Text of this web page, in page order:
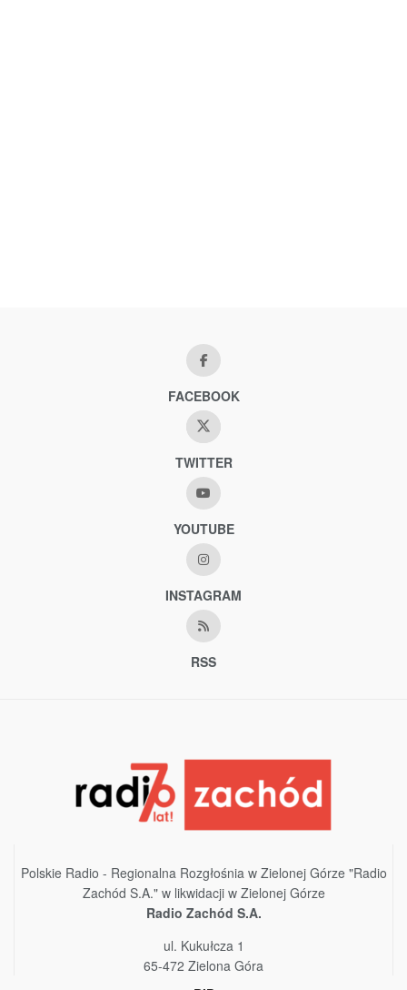
FACEBOOK
TWITTER
YOUTUBE
INSTAGRAM
RSS
Polskie Radio - Regionalna Rozgłośnia w Zielonej Górze "Radio
Zachód S.A." w likwidacji w Zielonej Górze
Radio Zachód S.A.
ul. Kukułcza 1
65-472 Zielona Góra